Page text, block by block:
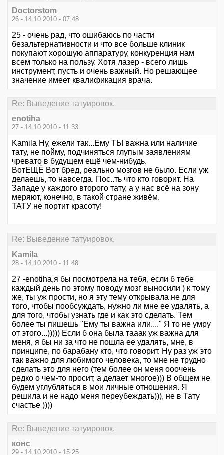
Doctorstom
26 - 14.10.2010 - 07:48
25 - очень рад, что ошибаюсь по части
безальтернативности и что все больше клиник
покупают хорошую аппаратуру, конкуренция нам
всем только на пользу. Хотя лазер - всего лишь
инструмент, пусть и очень важный. Но решающее
значение имеет квалификация врача.
Re: Выведение татуировок.
enotiha
27 - 14.10.2010 - 11:33
Kamila Ну, ежели так...Ему ТЫ важна или наличие
тату, не пойму, подчиняться глупым заявлениям
чревато в будущем ещё чем-нибудь.
ВотЕЩЁ Вот бред, реально мозгов не было. Если уж
делаешь, то навсегда. Пос..ть что кто говорит. На
Западе у каждого второго тату, а у нас всё на зону
меряют, конечно, в такой стране живём.
ТАТУ не портит красоту!
Re: Выведение татуировок.
Kamila
28 - 14.10.2010 - 11:48
27 -enotiha,я бы посмотрела на тебя, если б тебе
каждый день по этому поводу мозг выносили ) к тому
же, ты уж прости, но я эту тему открывала не для
того, чтобы пообсуждать, нужно ли мне ее удалять, а
для того, чтобы узнать где и как это сделать. Тем
более ты пишешь "Ему ты важна или...." Я то не умру
от этого...))))) Если б она была тааак уж важна для
меня, я бы ни за что не пошла ее удалять, мне, в
принципе, по барабану кто, что говорит. Ну раз уж это
так важно для любимого человека, то мне не трудно
сделать это для него (тем более он меня ооочень
редко о чем-то просит, а делает многое))) В общем не
будем углубляться в мои личные отношения. Я
решила и не надо меня переубеждать))), не в Тату
счастье ))))
Re: Выведение татуировок.
конс
29 - 14.10.2010 - 15:25